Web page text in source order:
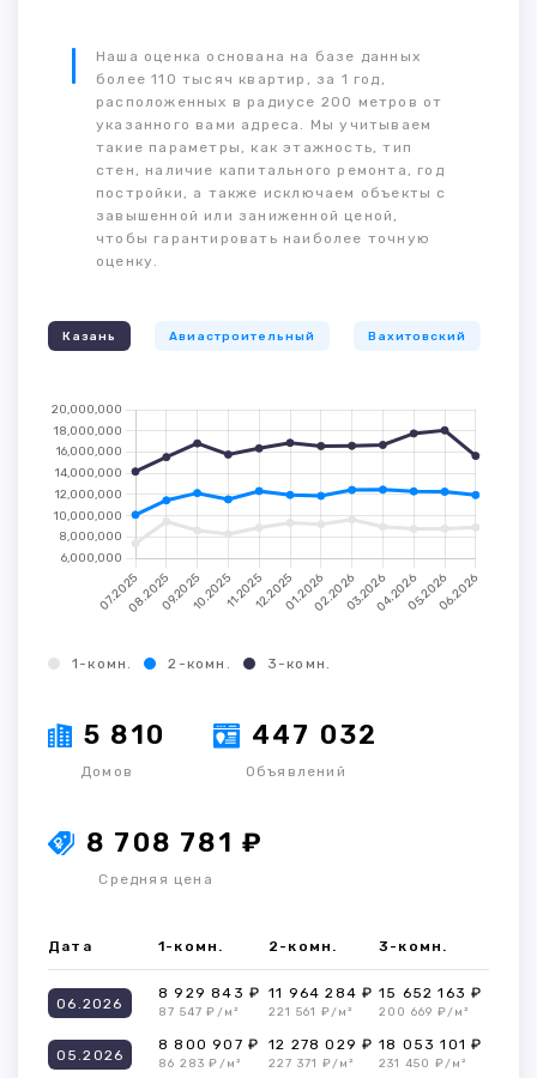
Наша оценка основана на базе данных
более 110 тысяч квартир, за 1 год,
расположенных в радиусе 200 метров от
указанного вами адреса. Мы учитываем
такие параметры, как этажность, тип
стен, наличие капитального ремонта, год
постройки, а также исключаем объекты с
завышенной или заниженной ценой,
чтобы гарантировать наиболее точную
оценку.
Казань Авиастроительный Вахитовский
1-комн. 2-комн. 3-комн.
5 810
Домов
447 032
Объявлений
8 708 781 ₽
Средняя цена
Дата 1-комн. 2-комн. 3-комн.
06.2026
8 929 843 ₽
87 547 ₽/м²
11 964 284 ₽
221 561 ₽/м²
15 652 163 ₽
200 669 ₽/м²
05.2026
8 800 907 ₽
86 283 ₽/м²
12 278 029 ₽
227 371 ₽/м²
18 053 101 ₽
231 450 ₽/м²